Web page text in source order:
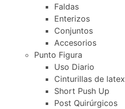
Faldas
Enterizos
Conjuntos
Accesorios
Punto Figura
Uso Diario
Cinturillas de latex
Short Push Up
Post Quirúrgicos